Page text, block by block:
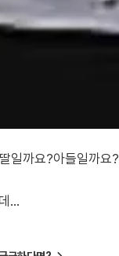
일까요?아들일까요?
...